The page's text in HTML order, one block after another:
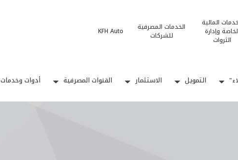
المالية
وإدارة
الثروات
الخدمات المصرفية
للشركات
KFH Auto
التمويل الاستثمار القنوات المصرفية أدوات وخدمات